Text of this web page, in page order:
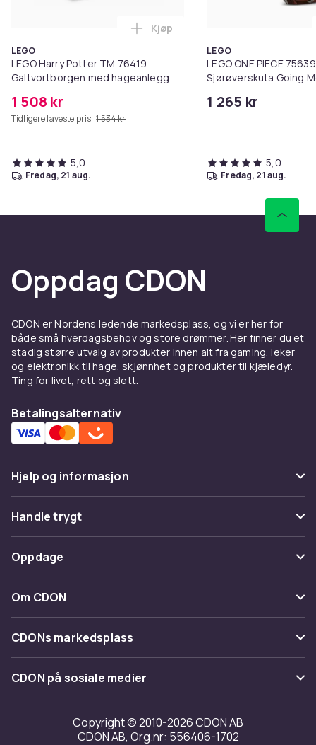
LEGO
LEGO Harry Potter TM 76419
Galtvortborgen med hageanlegg
1 508 kr
Tidligere laveste pris: 1 534 kr
Legg LEGO Harry Potter TM
Kjøp
5,0
fredag, 21 aug.
LEGO
LEGO ONE PIECE 75639
Sjørøverskuta Going
1 265 kr
5,0
fredag, 21 aug.
Oppdag CDON
CDON er Nordens ledende markedsplass, og vi er her for
både små hverdagsbehov og store drømmer. Her finner du et
stadig større utvalg av produkter innen alt fra gaming, leker
og elektronikk til hage, skjønnhet og produkter til kjæledyr.
Ting for livet, rett og slett.
Betalingsalternativ
Hjelp og informasjon
Vanlige spørsmål
Spor pakke
Angre & returner her
Kontakt oss
Handle trygt
Betaling
Levering
Tilbakekallinger
Oppdage
Kategorier
Varemerker
Om CDON
Om oss
Kundeanmeldelser
Jobbe på CDON
Investor relations
CDONs markedsplass
Merchant Help Center
CDON på sosiale medier
Copyright © 2010-2026 CDON AB
CDON AB, Org.nr: 556406-1702